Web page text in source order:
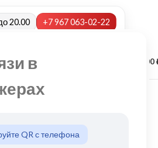
в
QR с телефона
20.00 +7 967 063-02-22
0,00